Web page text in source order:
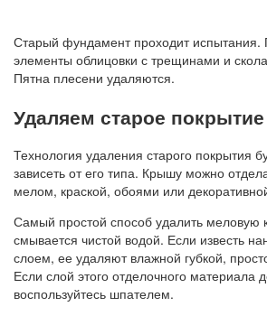
Старый фундамент проходит испытания.
элементы облицовки с трещинами и
Пятна плесени удаляются.
Удаляем старое покрытие
Технология удаления старого покрытия
зависеть от его типа. Крышу можно
мелом, краской, обоями или
Самый простой способ удалить меловую
смывается чистой водой. Если известь
слоем, ее удаляют влажной губкой,
Если слой этого отделочного материала
воспользуйтесь шпателем.